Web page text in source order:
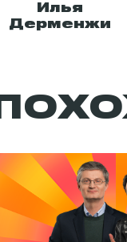
Илья
Дерменжи